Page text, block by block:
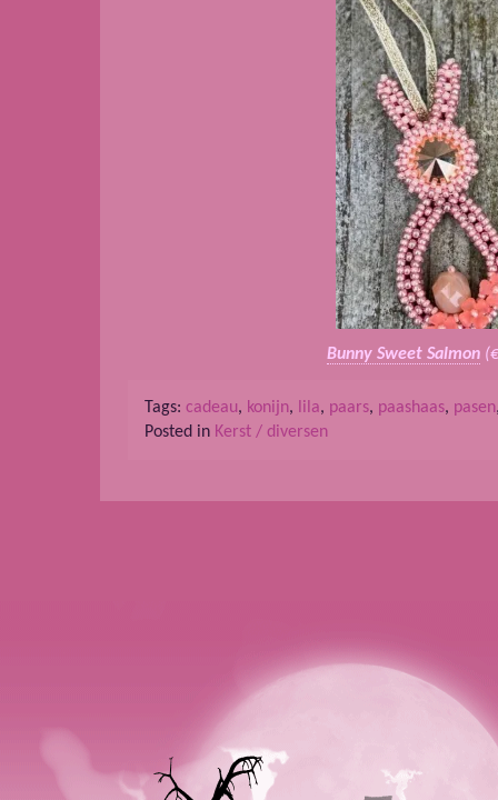
Bunny Sweet Salmon
Tags: cadeau, konijn, lila, paars, paashaas, pasen
Posted in Kerst / diversen